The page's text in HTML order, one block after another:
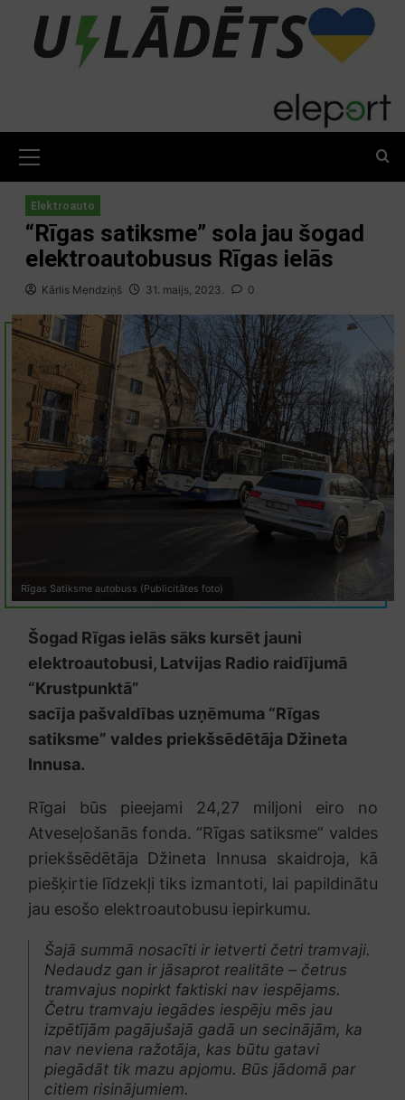
content
Menu
Elektroauto
“Rīgas satiksme” sola jau šogad
elektroautobusus Rīgas ielās
Kārlis Mendziņš 31. maijs, 2023. 0
Rīgas Satiksme autobuss (Publicitātes foto)
Šogad Rīgas ielās sāks kursēt jauni
elektroautobusi, Latvijas Radio raidījumā
“Krustpunktā”
sacīja pašvaldības uzņēmuma “Rīgas
satiksme” valdes priekšsēdētāja Džineta
Innusa.
Rīgai būs pieejami 24,27 miljoni eiro no
Atveseļošanās fonda. “Rīgas satiksme” valdes
priekšsēdētāja Džineta Innusa skaidroja, kā
piešķirtie līdzekļi tiks izmantoti, lai papildinātu
jau esošo elektroautobusu iepirkumu.
Šajā summā nosacīti ir ietverti četri tramvaji.
Nedaudz gan ir jāsaprot realitāte – četrus
tramvajus nopirkt faktiski nav iespējams.
Četru tramvaju iegādes iespēju mēs jau
izpētījām pagājušajā gadā un secinājām, ka
nav neviena ražotāja, kas būtu gatavi
piegādāt tik mazu apjomu. Būs jādomā par
citiem risinājumiem.